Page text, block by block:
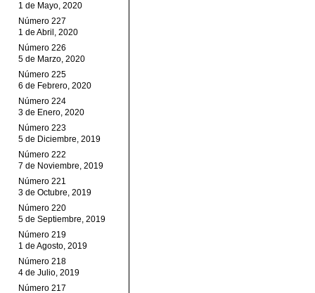
1 de Mayo, 2020
Número 227
1 de Abril, 2020
Número 226
5 de Marzo, 2020
Número 225
6 de Febrero, 2020
Número 224
3 de Enero, 2020
Número 223
5 de Diciembre, 2019
Número 222
7 de Noviembre, 2019
Número 221
3 de Octubre, 2019
Número 220
5 de Septiembre, 2019
Número 219
1 de Agosto, 2019
Número 218
4 de Julio, 2019
Número 217